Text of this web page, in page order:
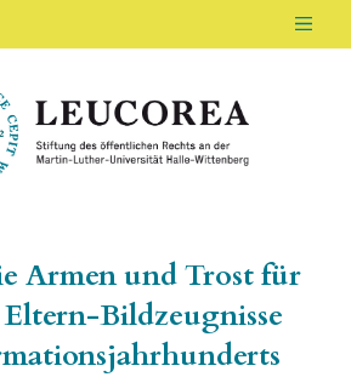
Rechts an der
Armen und Trost für
Bildzeugnisse